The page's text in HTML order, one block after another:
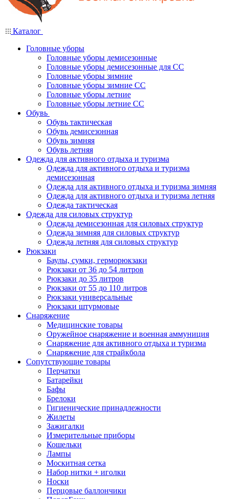
Каталог
Головные уборы
Головные уборы демисезонные
Головные уборы демисезонные для СС
Головные уборы зимние
Головные уборы зимние СС
Головные уборы летние
Головные уборы летние СС
Обувь
Обувь тактическая
Обувь демисезонная
Обувь зимняя
Обувь летняя
Одежда для активного отдыха и туризма
Одежда для активного отдыха и туризма
демисезонная
Одежда для активного отдыха и туризма зимняя
Одежда для активного отдыха и туризма летняя
Одежда тактическая
Одежда для силовых структур
Одежда демисезонная для силовых структур
Одежда зимняя для силовых структур
Одежда летняя для силовых структур
Рюкзаки
Баулы, сумки, герморюкзаки
Рюкзаки от 36 до 54 литров
Рюкзаки до 35 литров
Рюкзаки от 55 до 110 литров
Рюкзаки универсальные
Рюкзаки штурмовые
Снаряжение
Медицинские товары
Оружейное снаряжение и военная аммуниция
Снаряжение для активного отдыха и туризма
Снаряжение для страйкбола
Сопутствующие товары
Перчатки
Батарейки
Бафы
Брелоки
Гигиенические принадлежности
Жилеты
Зажигалки
Измерительные приборы
Кошельки
Лампы
Москитная сетка
Набор нитки + иголки
Носки
Перцовые баллончики